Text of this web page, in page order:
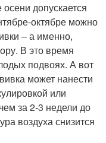
допускается
октябре можно
– а именно,
В это время
подвоях. А вот
может нанести
или
за 2-3 недели до
воздуха снизится